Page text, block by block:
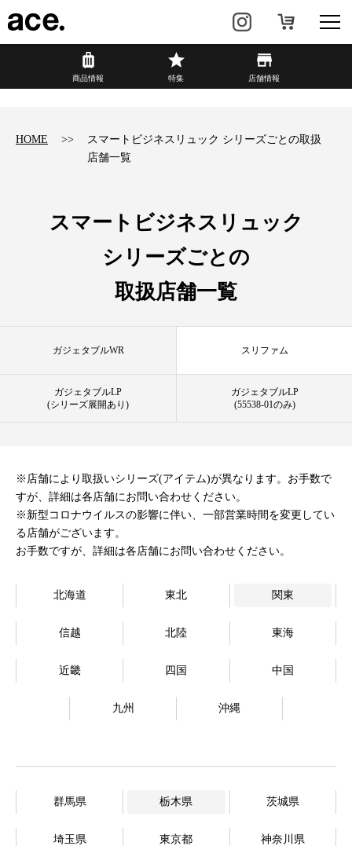
商品情報
トラベル・
カジュアル HAyU×ace.
特集 ace.とは
商品情報 特集 店舗情報
HOME
スマートビジネスリュック シリーズごとの取扱
店舗一覧
スマートビジネスリュック
シリーズごとの
取扱店舗一覧
ガジェタブルWR スリファム
ガジェタブルLP
(シリーズ展開あり)
ガジェタブルLP
(55538-01のみ)
※店舗により取扱いシリーズ(アイテム)が異なります。お手数で
すが、詳細は各店舗にお問い合わせください。
※新型コロナウイルスの影響に伴い、一部営業時間を変更してい
る店舗がございます。
お手数ですが、詳細は各店舗にお問い合わせください。
北海道 東北 関東
信越 北陸 東海
近畿 四国 中国
九州 沖縄
群馬県 栃木県 茨城県
埼玉県 東京都 神奈川県